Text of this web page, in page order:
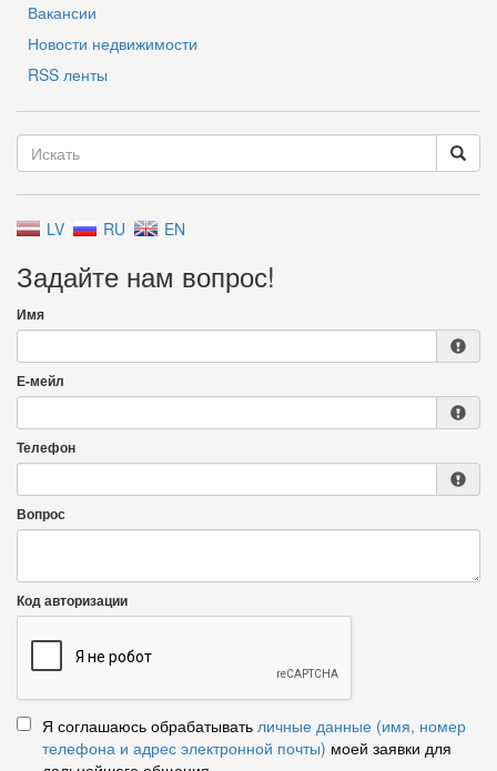
Вакансии
Новости недвижимости
RSS ленты
LV RU EN
Задайте нам вопрос!
Имя
Е-мейл
Телефон
Вопрос
Код авторизации
Я соглашаюсь обрабатывать личные данные (имя, номер
телефона и адрес электронной почты) моей заявки для